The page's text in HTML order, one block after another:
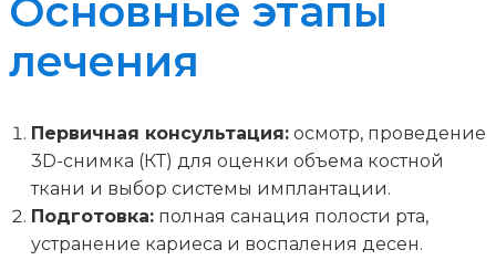
Основные этапы
лечения
Первичная консультация: осмотр, проведение
3D-снимка (КТ) для оценки объема костной
ткани и выбор системы имплантации.
Подготовка: полная санация полости рта,
устранение кариеса и воспаления десен.